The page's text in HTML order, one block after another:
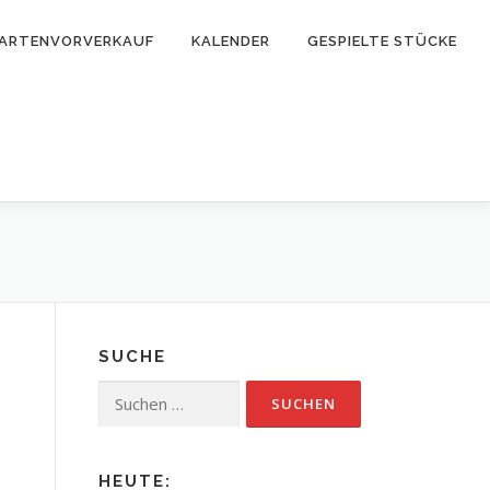
KALENDER GESPIELTE STÜCKE
SUCHE
nach:
HEUTE: